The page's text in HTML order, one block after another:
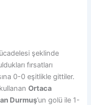
şeklinde
fırsatları
0-0 eşitlikle gittiler.
kullananOrtaca
Durmuş’un golü ile 1-